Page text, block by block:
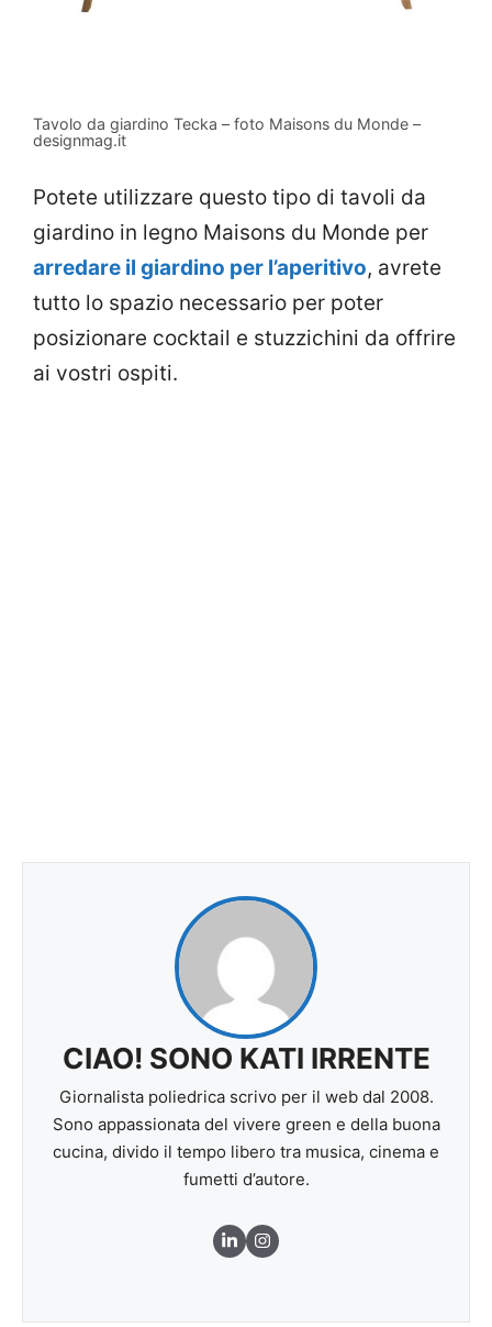
Tavolo da giardino Tecka – foto Maisons du Monde –
designmag.it
Potete utilizzare questo tipo di tavoli da
giardino in legno Maisons du Monde per
arredare il giardino per l’aperitivo, avrete
tutto lo spazio necessario per poter
posizionare cocktail e stuzzichini da offrire
ai vostri ospiti.
CIAO! SONO KATI IRRENTE
Giornalista poliedrica scrivo per il web dal 2008.
Sono appassionata del vivere green e della buona
cucina, divido il tempo libero tra musica, cinema e
fumetti d’autore.